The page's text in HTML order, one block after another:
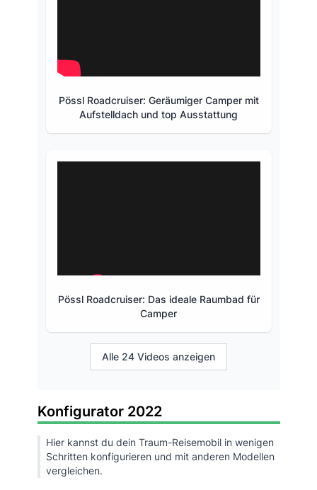
Pössl Roadcruiser: Geräumiger Camper mit
Aufstelldach und top Ausstattung
Pössl Roadcruiser: Das ideale Raumbad für
Camper
Alle 24 Videos anzeigen
Konfigurator 2022
Hier kannst du dein Traum-Reisemobil in wenigen
Schritten konfigurieren und mit anderen Modellen
vergleichen.